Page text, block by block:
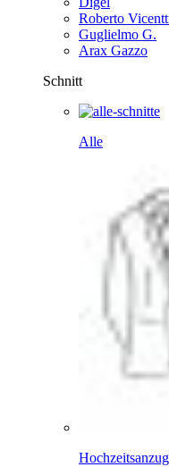
Roberto
Guglielmo G.
Arax Gazzo
Schnitt
Alle
Hochzeitsanzug